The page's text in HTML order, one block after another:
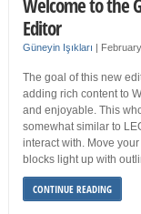
Editor
Güneyin Işıkları |
The goal of this new
adding rich content to
and enjoyable. This
somewhat similar to
interact with. Move
blocks light up with
CONTINUE READING